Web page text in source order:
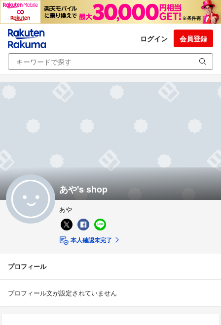
ログイン 会員登録
あや's shop
あや
本人確認未完了
プロフィール
プロフィール文が設定されていません